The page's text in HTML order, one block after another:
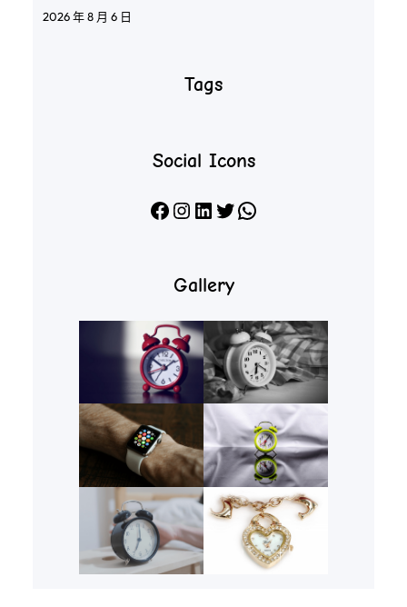
2026 年 8 月 6 日
Tags
Social Icons
Facebook Instagram LinkedIn X WhatsApp
Gallery